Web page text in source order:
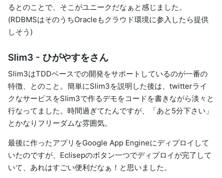
るとのことで、そこがユニークだなぁと感じました。
(RDBMSはそのうちOracleもクラウド環境に参入したら提供
しそう)
Slim3 - ひがやすをさん
Slim3はTDDベースでの開発をサポートしているのが一番の
特徴、とのこと。簡単にSlim3を説明した後は、twitterライ
クなサービスをSlim3で作るデモをコードを書きながら淡々と
行なってました。時間過ぎてたんですが、「あと5分下さい」
とかなりフリーダムな雰囲気。
最後に作ったアプリをGoogle App Engineにディプロイして
いたのですが、Eclisepのボタン一つでディプロイが完了して
いて、あれはすごい便利だなぁ！と思いました。